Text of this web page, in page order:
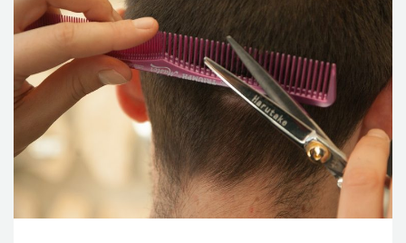
CONTACT